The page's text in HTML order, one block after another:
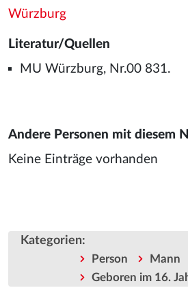
Würzburg
Literatur/Quellen
MU Würzburg, Nr.00 831.
Andere Personen mit diesem
Keine Einträge vorhanden
Kategorien:
Person
Mann
Geboren im 16.